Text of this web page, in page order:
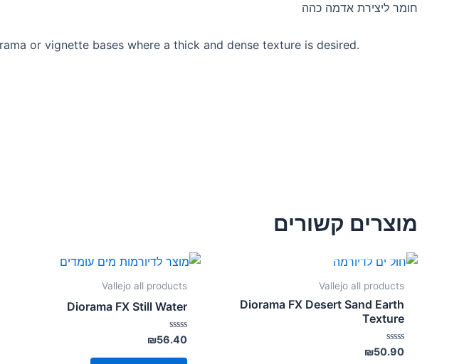
חומר ליצירת אדמה כהה
or vignette bases where a thick and dense texture is desired.
מוצרים קשורים
Vallejo all products
Diorama FX Desert Sand Earth
Texture
דורג
0
₪50.90
Vallejo all products
Diorama FX Still Water
דורג
0
מתוך
₪56.40